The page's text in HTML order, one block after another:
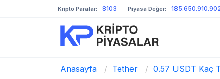
Kripto Paralar: 8103 Piyasa Değer:
Anasayfa / Tether / 0.57 USDT Kaç